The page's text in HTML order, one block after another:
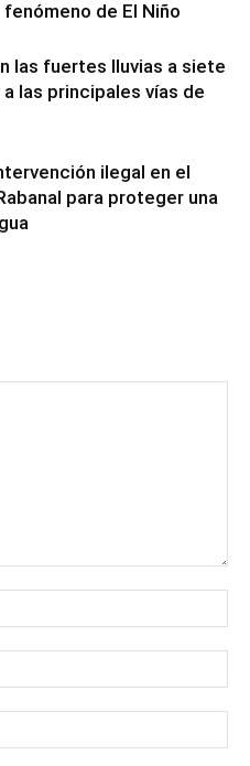
de El Niño
las fuertes lluvias a siete
las principales vías de
ilegal en el
para proteger una